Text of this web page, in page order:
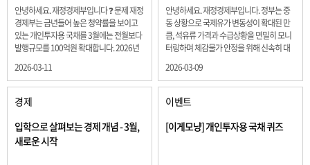
안녕하세요. 재정경제부입니다 ❓ 문제 재정
경제부는 금년들어 높은 청약률을 보이고
있는 개인투자용 국채를 3월에는 전월보다
발행규모를 100억원 확대합니다. 2026년
5년물 600억원, 10년물 900억원, 20년물
300억원입니다. 그렇다면 3월 개인투자용
국채의 총 발행 예정 금액은 얼마일까요??
보기 ① 1,600억원 ② 1,700억원 ③ 1,800
억원 ④ 2,000억원 정답 : 1,800억원 참여해
주신 모든 분들 감사합니다! 당첨자분들에
게는 지난 이벤트 블로그 게시글에 비밀댓
2026-03-11
안녕하세요. 재정경제부입니다. 정부는 중
동 상황으로 국제유가 변동성이 확대된 만
큼, 석유류 가격과 수급상황을 면밀히 모니
터링하며 체감물가 안정을 위해 신속히 대
료품과 에너지를 제외하고 추세적 흐름을
보여주는 근원물가는 2.3% 상승 향후 지정
학적 요인, 기상여건 등 불확실성이 있는 만
큼, 정부는 체감물가 안정을 위해 총력을 다
할 계획입니다. 특히, 최근 중동 상황으로 국
제유가 변동성이 확대된 만큼, 석유류 가격･
2026-03-09
경제
입학으로 살펴보는 경제 개념 - 3월,
새로운 시작
이벤트
[이게모냥] 개인투자용 국채 퀴즈